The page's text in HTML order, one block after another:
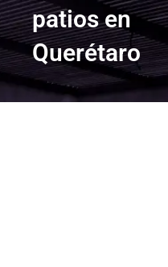
patios en
Querétaro